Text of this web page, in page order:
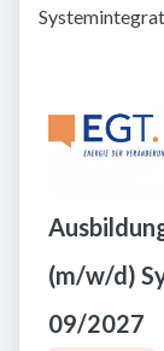
(m/w/d)
09/2027